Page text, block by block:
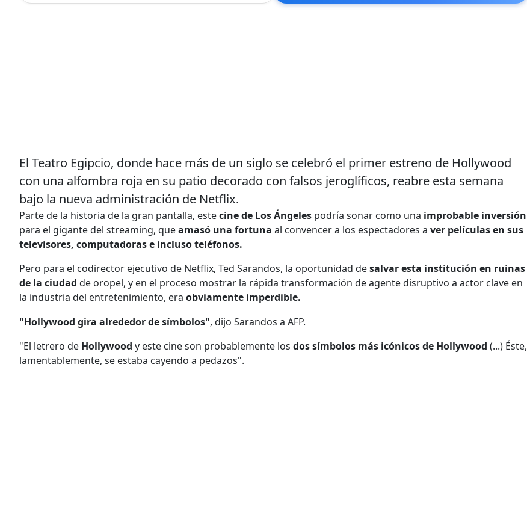
El Teatro Egipcio, donde hace más de un siglo se celebró el primer estreno de Hollywood
con una alfombra roja en su patio decorado con falsos jeroglíficos, reabre esta semana
bajo la nueva administración de Netflix.
Parte de la historia de la gran pantalla, estecine de Los Ángeles podría sonar como una improbable inversión
para el gigante del streaming, queamasó una fortuna al convencer a los espectadores a ver películas en sus
televisores, computadoras e incluso teléfonos.
Pero para el codirector ejecutivo de Netflix, Ted Sarandos, la oportunidad desalvar esta institución en ruinas
de la ciudad de oropel, y en el proceso mostrar la rápida transformación de agente disruptivo a actor clave en
la industria del entretenimiento, era obviamente imperdible.
"Hollywood gira alrededor de símbolos", dijo Sarandos a AFP.
"El letrero de Hollywood y este cine son probablemente los dos símbolos más icónicos de Hollywood (...) Éste,
lamentablemente, se estaba cayendo a pedazos".